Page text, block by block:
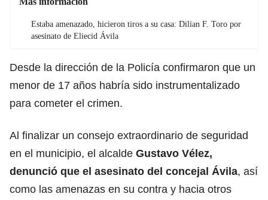
Estaba amenazado, hicieron tiros a su casa: Dilian F. Toro por
asesinato de Eliecid Ávila
Desde la dirección de la Policía confirmaron que un
menor de 17 años habría sido instrumentalizado
para cometer el crimen.
Al finalizar un consejo extraordinario de seguridad
en el municipio, el alcalde Gustavo Vélez,
denunció que el asesinato del concejal Ávila, así
como las amenazas en su contra y hacia otros